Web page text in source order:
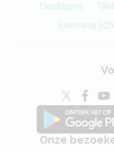
Oordopjes
Samsung S26
Onze